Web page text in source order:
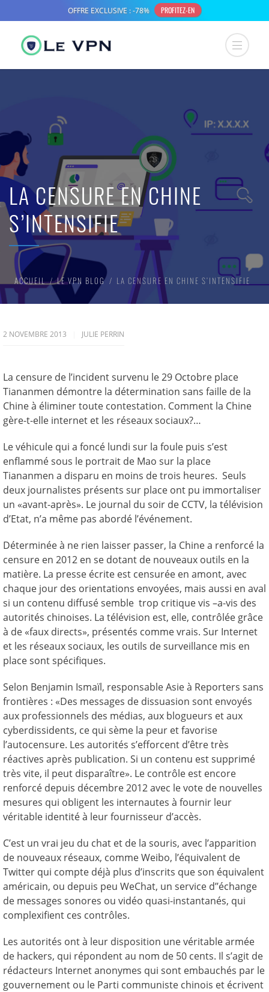
LA CENSURE EN CHINE
S’INTENSIFIE
ACCUEIL LE VPN BLOG LA CENSURE EN CHINE S’INTENSIFIE
2 NOVEMBRE 2013 JULIE PERRIN
La censure de l’incident survenu le 29 Octobre place
Tiananmen démontre la détermination sans faille de la
Chine à éliminer toute contestation. Comment la Chine
gère-t-elle internet et les réseaux sociaux?…
Le véhicule qui a foncé lundi sur la foule puis s’est
enflammé sous le portrait de Mao sur la place
Tiananmen a disparu en moins de trois heures. Seuls
deux journalistes présents sur place ont pu immortaliser
un «avant-après». Le journal du soir de CCTV, la télévision
d’Etat, n’a même pas abordé l’événement.
Déterminée à ne rien laisser passer, la Chine a renforcé la
censure en 2012 en se dotant de nouveaux outils en la
matière. La presse écrite est censurée en amont, avec
chaque jour des orientations envoyées, mais aussi en aval
si un contenu diffusé semble trop critique vis –a-vis des
autorités chinoises. La télévision est, elle, contrôlée grâce
à de «faux directs», présentés comme vrais. Sur Internet
et les réseaux sociaux, les outils de surveillance mis en
place sont spécifiques.
Selon Benjamin Ismaïl, responsable Asie à Reporters sans
frontières : «Des messages de dissuasion sont envoyés
aux professionnels des médias, aux blogueurs et aux
cyberdissidents, ce qui sème la peur et favorise
l’autocensure. Les autorités s’efforcent d’être très
réactives après publication. Si un contenu est supprimé
très vite, il peut disparaître». Le contrôle est encore
renforcé depuis décembre 2012 avec le vote de nouvelles
mesures qui obligent les internautes à fournir leur
véritable identité à leur fournisseur d’accès.
C’est un vrai jeu du chat et de la souris, avec l’apparition
de nouveaux réseaux, comme Weibo, l’équivalent de
Twitter qui compte déjà plus d’inscrits que son équivalent
américain, ou depuis peu WeChat, un service d’’échange
de messages sonores ou vidéo quasi-instantanés, qui
complexifient ces contrôles.
Les autorités ont à leur disposition une véritable armée
de hackers, qui répondent au nom de 50 cents. Il s’agit de
rédacteurs Internet anonymes qui sont embauchés par le
gouvernement ou le Parti communiste chinois et écrivent